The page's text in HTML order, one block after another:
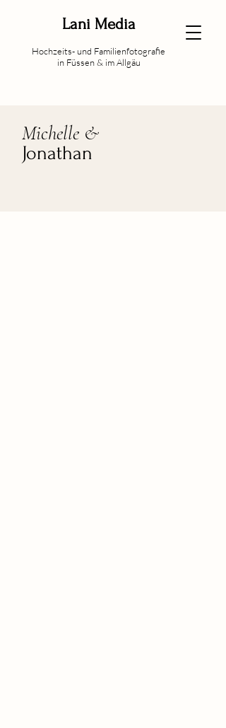
Lani Media
Hochzeits- und Familienfotografie
in Füssen & im Allgäu
Michelle &
Jonathan